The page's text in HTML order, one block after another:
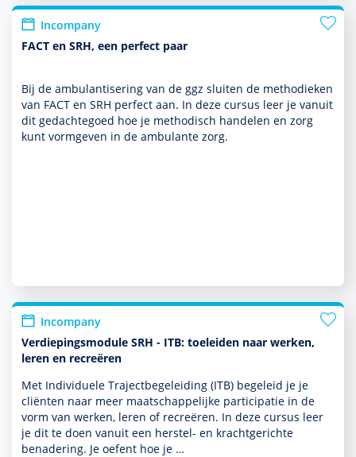
Incompany
FACT en SRH, een perfect paar
Bij de ambu­lantisering van de ggz sluiten de metho­dieken
van FACT en SRH perfect aan. In deze cursus leer je vanuit
dit gedachtegoed hoe je metho­disch han­delen en zorg
kunt vorm­geven in de ambu­lante zorg.
Incompany
Verdiepingsmodule SRH - ITB: toeleiden naar werken,
leren en recreëren
Met Individuele Trajectbege­lei­ding (ITB) bege­leid je je
cliënten naar meer maat­schappe­lijke participatie in de
vorm van werken, leren of recreëren. In deze cursus leer
je dit te doen vanuit een herstel- en krachtgerichte
benade­ring. Je oefent hoe je …